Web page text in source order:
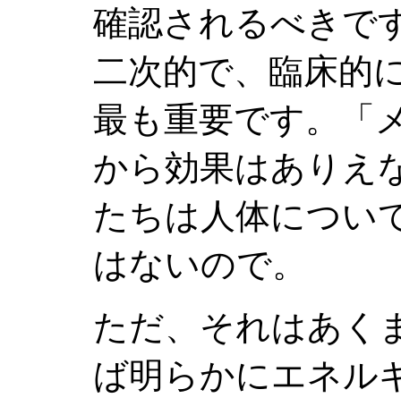
確認されるべきで
二次的で、臨床的
最も重要です。「
から効果はありえ
たちは人体につい
はないので。
ただ、それはあく
ば明らかにエネル